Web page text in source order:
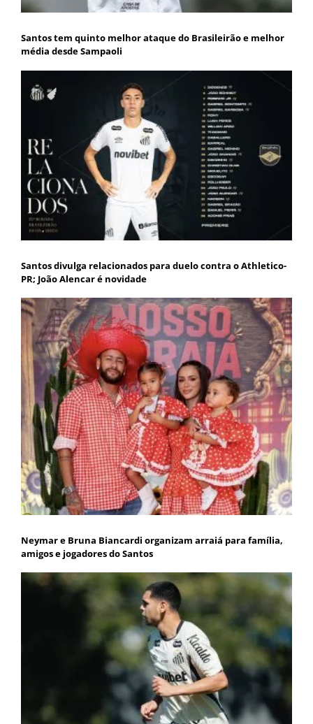
Santos tem quinto melhor ataque do Brasileirão e melhor
média desde Sampaoli
Santos divulga relacionados para duelo contra o Athletico-
PR; João Alencar é novidade
Neymar e Bruna Biancardi organizam arraiá para família,
amigos e jogadores do Santos